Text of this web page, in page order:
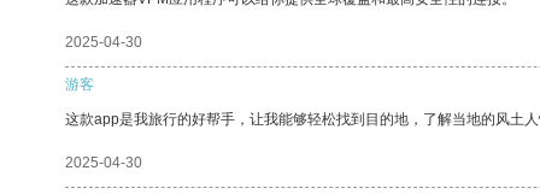
2025-04-30
游客
这款app是我旅行的好帮手，让我能够轻松找到目的地，了解当地的风土
2025-04-30